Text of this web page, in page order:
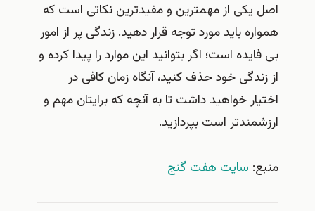
اصل یکی از مهمترین و مفیدترین نکاتی است که
همواره باید مورد توجه قرار دهید. زندگی پر از امور
بی فایده است؛ اگر بتوانید این موارد را پیدا کرده و
از زندگی خود حذف کنید، آنگاه زمان کافی در
اختیار خواهید داشت تا به آنچه که برایتان مهم و
ارزشمندتر است بپردازید.
منبع: سایت هفت گنج